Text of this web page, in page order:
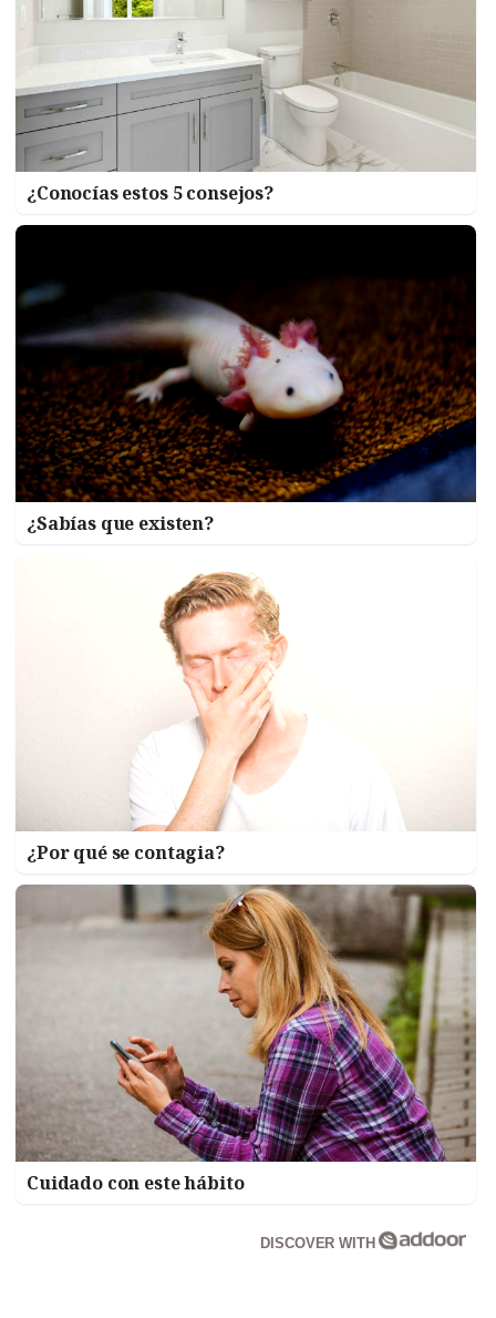
¿Conocías estos 5 consejos?
¿Sabías que existen?
¿Por qué se contagia?
Cuidado con este hábito
DISCOVER WITH